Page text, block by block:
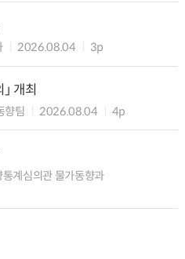
2026.08.04 3p
개최
향팀 2026.08.04 4p
계심의관 물가동향과